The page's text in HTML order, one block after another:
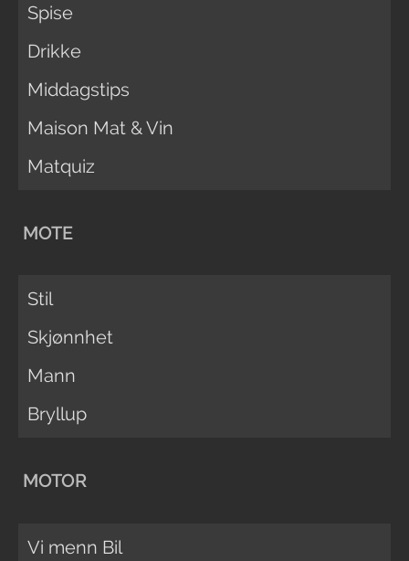
Spise
Drikke
Middagstips
Maison Mat & Vin
Matquiz
MOTE
Stil
Skjønnhet
Mann
Bryllup
MOTOR
Vi menn Bil